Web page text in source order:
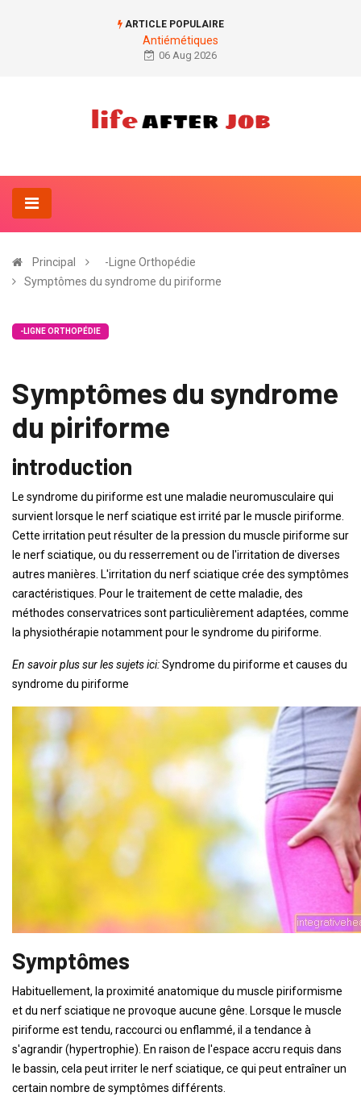
ARTICLE POPULAIRE
Antiémétiques
06 Aug 2026
Principal
-Ligne Orthopédie
Symptômes du syndrome du piriforme
-LIGNE ORTHOPÉDIE
Symptômes du syndrome
du piriforme
introduction
Le syndrome du piriforme est une maladie neuromusculaire qui
survient lorsque le nerf sciatique est irrité par le muscle piriforme.
Cette irritation peut résulter de la pression du muscle piriforme sur
le nerf sciatique, ou du resserrement ou de l'irritation de diverses
autres manières. L'irritation du nerf sciatique crée des symptômes
caractéristiques. Pour le traitement de cette maladie, des
méthodes conservatrices sont particulièrement adaptées, comme
la physiothérapie notamment pour le syndrome du piriforme.
En savoir plus sur les sujets ici:Syndrome du piriforme et causes du
syndrome du piriforme
Symptômes
Habituellement, la proximité anatomique du muscle piriformisme
et du nerf sciatique ne provoque aucune gêne. Lorsque le muscle
piriforme est tendu, raccourci ou enflammé, il a tendance à
s'agrandir (hypertrophie). En raison de l'espace accru requis dans
le bassin, cela peut irriter le nerf sciatique, ce qui peut entraîner un
certain nombre de symptômes différents.